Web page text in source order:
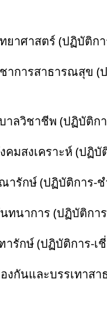
ยาศาสตร์ (ปฏิบัติก
าการสาธารณสุข (
าลวิชาชีพ (ปฏิบัติก
คมสงเคราะห์ (ปฏิ
ารักษ์ (ปฏิบัติการ-
ทนาการ (ปฏิบัติกา
รักษ์ (ปฏิบัติการ-เ
งกันและบรรเทาส